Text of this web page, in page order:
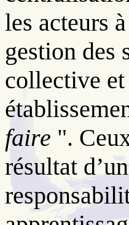
les acteurs
gestion des
collective
faire ".
résultat